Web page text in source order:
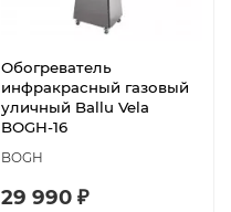
Обогреватель
инфракрасный газовый
уличный Ballu Vela
BOGH-16
BOGH
29 990 ₽